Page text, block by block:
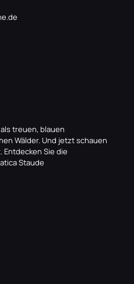
treuen, blauen
Wälder. Und jetzt schauen
Entdecken Sie die
Staude